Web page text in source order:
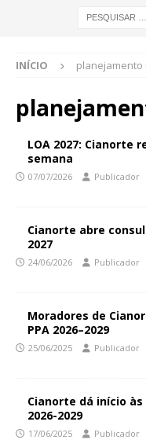
INÍCIO planejamento
LOA 2027: Cianorte
semana
07/07/2026 Publicador
Cianorte abre
2027
24/06/2026 Publicador
Moradores de
PPA 2026–2029
25/06/2025 Publicador
Cianorte dá início
2026-2029
17/06/2025 Publicador